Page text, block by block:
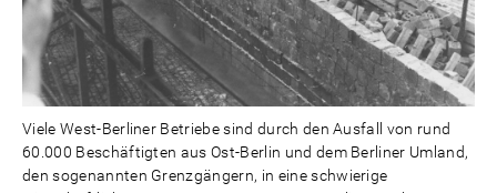
Viele West-Berliner Betriebe sind durch den Ausfall von rund
60.000 Beschäftigten aus Ost-Berlin und dem Berliner Umland,
den sogenannten Grenzgängern, in eine schwierige